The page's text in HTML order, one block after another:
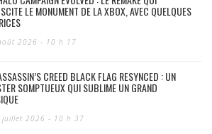
LE MONUMENT DE LA XBOX, AVEC QUELQUES
2026 - 10 h 17
CREED BLACK FLAG RESYNCED : UN
SOMPTUEUX QUI SUBLIME UN GRAND
juillet 2026 - 10 h 37